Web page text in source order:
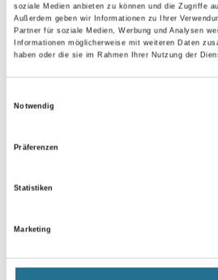
soziale Medien anbieten zu können und die Zugriffe
Außerdem geben wir Informationen zu Ihrer
Partner für soziale Medien, Werbung und Analysen
Informationen möglicherweise mit weiteren Daten
haben oder die sie im Rahmen Ihrer Nutzung der
Notwendig
Präferenzen
Statistiken
Marketing
Umrechnungsfaktoren
Produkteigenschaft